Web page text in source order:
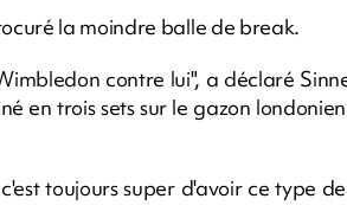
la moindre balle de break.
contre lui", a déclaré
en trois sets sur le gazon
toujours super d'avoir ce type